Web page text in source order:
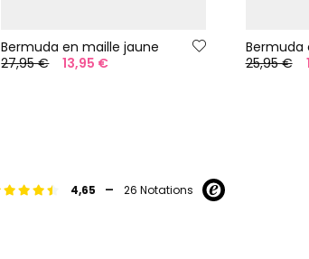
Bermuda en maille jaune
27,95 €
13,95 €
Bermuda
25,95 €
4,65 - 26 Notations